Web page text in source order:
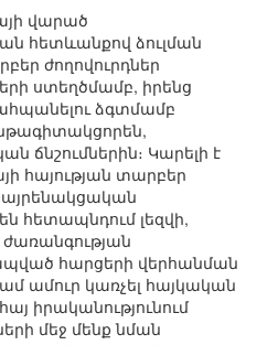
վարած
հետևանքով ձուլման
ժողովուրդներ
ստեղծմամբ, իրենց
ձգտմամբ
ճնշումներին։ Կարելի է
հայության տարբեր
հետապնդում լեզվի,
հարցերի վերհանման
ամուր կառչել հայկական
իրականությունում
մեջ մենք նման